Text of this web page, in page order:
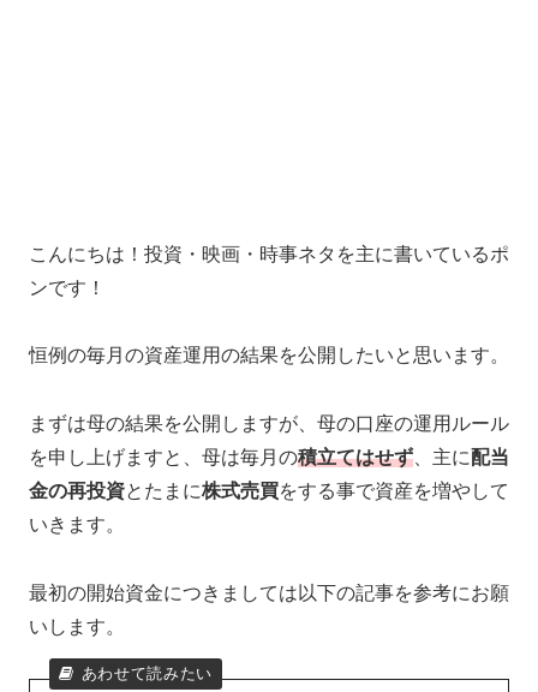
こんにちは！投資・映画・時事ネタを主に書いているポ
ンです！
恒例の毎月の資産運用の結果を公開したいと思います。
まずは母の結果を公開しますが、母の口座の運用ルール
を申し上げますと、母は毎月の積立てはせず 、主に配当
金の再投資とたまに株式売買をする事で資産を増やして
いきます。
最初の開始資金につきましては以下の記事を参考にお願
いします。